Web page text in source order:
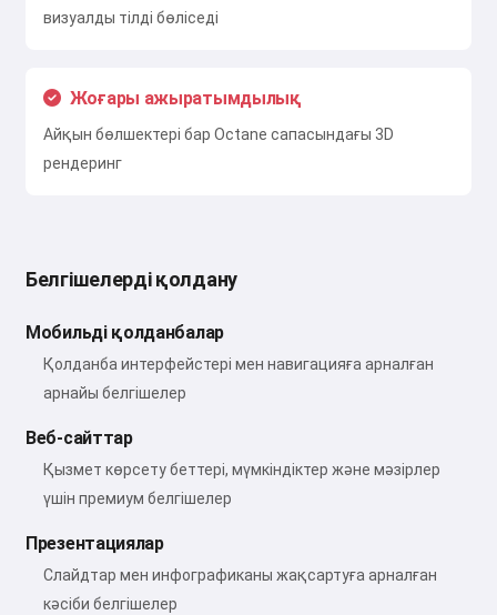
визуалды тілді бөліседі
Жоғары ажыратымдылық
Айқын бөлшектері бар Octane сапасындағы 3D
рендеринг
Белгішелерді қолдану
Мобильді қолданбалар
Қолданба интерфейстері мен навигацияға арналған
арнайы белгішелер
Веб-сайттар
Қызмет көрсету беттері, мүмкіндіктер және мәзірлер
үшін премиум белгішелер
Презентациялар
Слайдтар мен инфографиканы жақсартуға арналған
кәсіби белгішелер